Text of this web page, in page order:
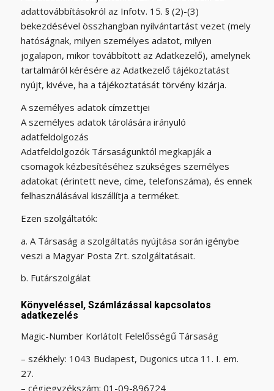
adattovábbításokról az Infotv. 15. § (2)-(3)
bekezdésével összhangban nyilvántartást vezet (mely
hatóságnak, milyen személyes adatot, milyen
jogalapon, mikor továbbított az Adatkezelő), amelynek
tartalmáról kérésére az Adatkezelő tájékoztatást
nyújt, kivéve, ha a tájékoztatását törvény kizárja.
A személyes adatok címzettjei
A személyes adatok tárolására irányuló
adatfeldolgozás
Adatfeldolgozók Társaságunktól megkapják a
csomagok kézbesítéséhez szükséges személyes
adatokat (érintett neve, címe, telefonszáma), és ennek
felhasználásával kiszállítja a terméket.
Ezen szolgáltatók:
a. A Társaság a szolgáltatás nyújtása során igénybe
veszi a Magyar Posta Zrt. szolgáltatásait.
b. Futárszolgálat
Könyveléssel, Számlázással kapcsolatos
adatkezelés
Magic-Number Korlátolt Felelősségű Társaság
– székhely: 1043 Budapest, Dugonics utca 11. I. em.
27.
– cégjegyzékszám: 01-09-896724